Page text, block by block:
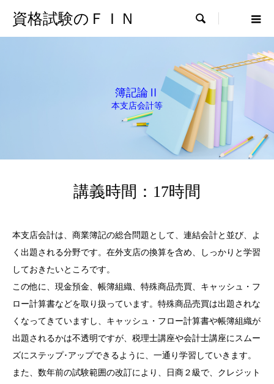
資格試験のＦＩＮ 
簿記論Ⅱ
本支店会計等
講義時間：17時間
本支店会計は、商業簿記の総合問題として、連結会計と並び、よ
く出題される分野です。在外支店の換算を含め、しっかりと学習
しておきたいところです。
この他に、現金預金、帳簿組織、特殊商品売買、キャッシュ・フ
ロー計算書などを取り扱っています。特殊商品売買は出題されな
くなってきていますし、キャッシュ・フロー計算書や帳簿組織が
出題されるかは不透明ですが、税理士講座や会計士講座にスムー
ズにステップ･アップできるように、一通り学習していきます。
また、数年前の試験範囲の改訂により、日商２級で、クレジット